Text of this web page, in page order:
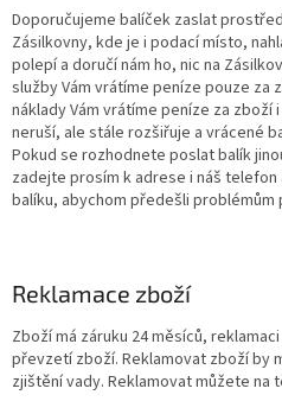
Doporučujeme balíček zaslat
Zásilkovny, kde je i podací místo,
polepí a doručí nám ho, nic na
služby Vám vrátíme peníze pouze za
náklady Vám vrátíme peníze za
neruší, ale stále rozšiřuje a vrácené
Pokud se rozhodnete poslat balík
zadejte prosím k adrese i náš telefon
balíku, abychom předešli problémům
Reklamace zboží
Zboží má záruku 24 měsíců,
převzetí zboží. Reklamovat zboží by
zjištění vady. Reklamovat můžete na